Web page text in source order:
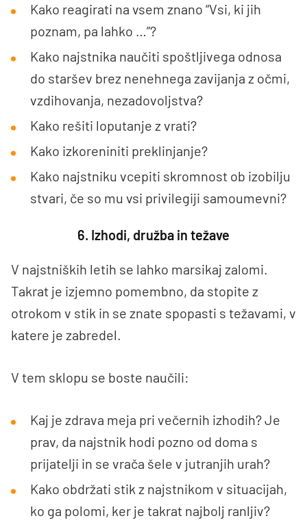
Kako reagirati na vsem znano “Vsi, ki jih
poznam, pa lahko …”?
Kako najstnika naučiti spoštljivega odnosa
do staršev brez nenehnega zavijanja z očmi,
vzdihovanja, nezadovoljstva?
Kako rešiti loputanje z vrati?
Kako izkoreniniti preklinjanje?
Kako najstniku vcepiti skromnost ob izobilju
stvari, če so mu vsi privilegiji samoumevni?
6. Izhodi, družba in težave
V najstniških letih se lahko marsikaj zalomi.
Takrat je izjemno pomembno, da stopite z
otrokom v stik in se znate spopasti s težavami, v
katere je zabredel.
V tem sklopu se boste naučili:
Kaj je zdrava meja pri večernih izhodih? Je
prav, da najstnik hodi pozno od doma s
prijatelji in se vrača šele v jutranjih urah?
Kako obdržati stik z najstnikom v situacijah,
ko ga polomi, ker je takrat najbolj ranljiv?